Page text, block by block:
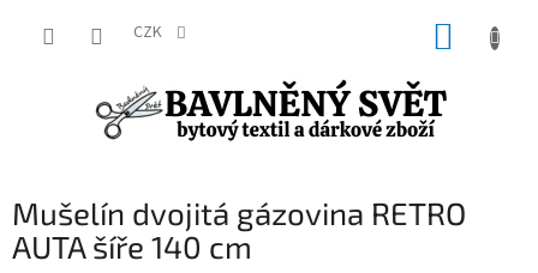
CZK
Mušelín dvojitá gázovina RETRO
AUTA šíře 140 cm